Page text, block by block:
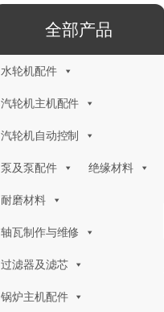
全部产品
水轮机配件
汽轮机主机配件
汽轮机自动控制
泵及泵配件 绝缘材料
耐磨材料
轴瓦制作与维修
过滤器及滤芯
锅炉主机配件